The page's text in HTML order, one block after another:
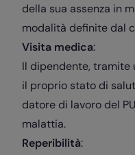
della sua assenza in
modalità definite dal
Visita medica:
Il dipendente, tramite
il proprio stato di
datore di lavoro del
malattia.
Reperibilità: